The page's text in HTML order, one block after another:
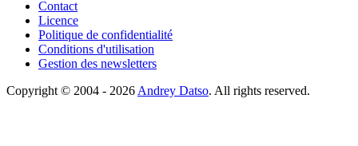
Contact
Licence
Politique de confidentialité
Conditions d'utilisation
Gestion des newsletters
Copyright © 2004 - 2026Andrey Datso. All rights reserved.